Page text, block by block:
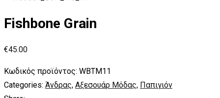
Fishbone Grain
€45.00
Κωδικός προϊόντος: WBTM11
Categories: Άνδρας, Αξεσουάρ Μόδας, Παπιγιόν